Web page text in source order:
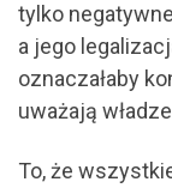
tylko
a jego
oznaczałaby
uważają
To, że